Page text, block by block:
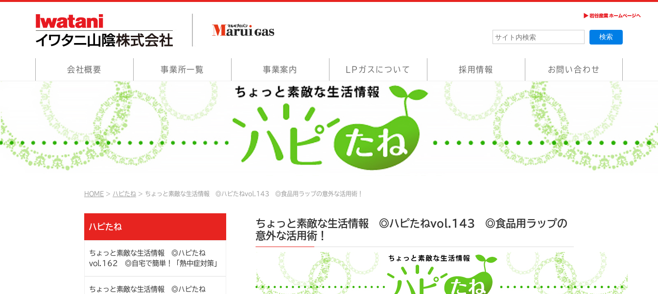
会社概要 事業所一覧 事業案内 LPガスについて 採用情報 お問い合わせ
HOME ハピたね ちょっと素敵な生活情報 ◎ハピたねvol.143 ◎食品用ラップの意外な活用術！
ハピたね
ちょっと素敵な生活情報 ◎ハピたね
vol.162 ◎自宅で簡単！「熱中症対策」
ちょっと素敵な生活情報 ◎ハピたね
ちょっと素敵な生活情報 ◎ハピたねvol.143 ◎食品用ラップの
意外な活用術！